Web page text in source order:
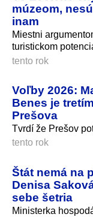
múzeom,
inam
Miestni
turistickom
tento rok
Voľby 2026:
Benes je
Prešova
Tvrdí že Prešov
tento rok
Štát nemá na
Denisa
sebe šetria
Ministerka